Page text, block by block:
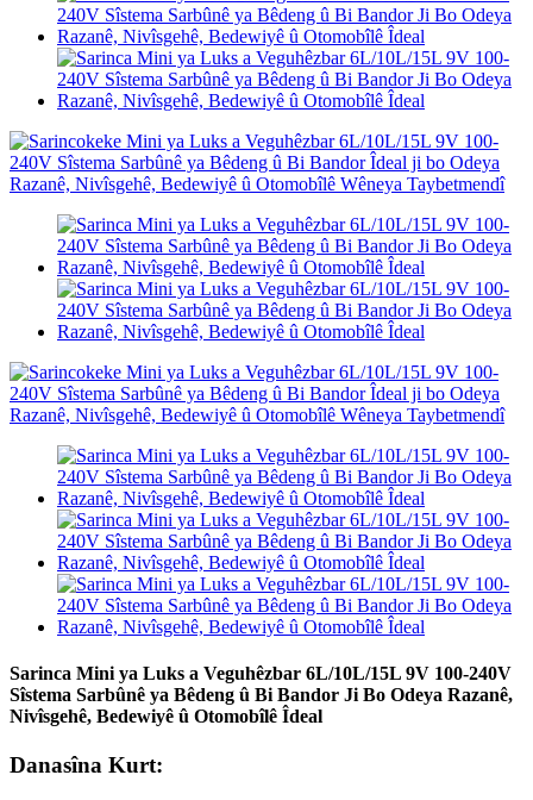
Sarinca Mini ya Luks a Veguhêzbar 6L/10L/15L 9V 100-240V
Sîstema Sarbûnê ya Bêdeng û Bi Bandor Ji Bo Odeya Razanê,
Nivîsgehê, Bedewiyê û Otomobîlê Îdeal
Danasîna Kurt: